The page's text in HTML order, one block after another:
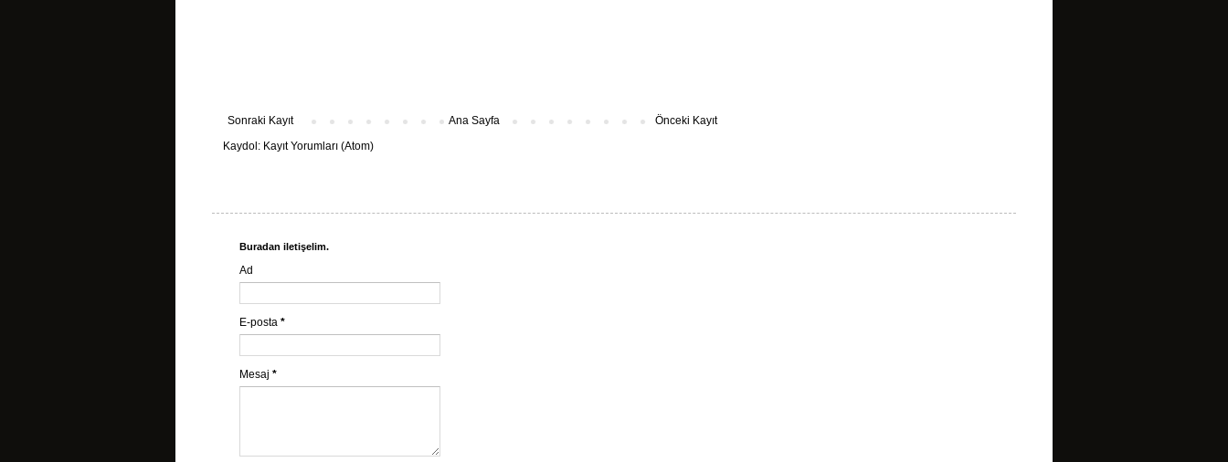
Sonraki Kayıt Önceki Kayıt
Ana Sayfa
Kaydol: Kayıt Yorumları (Atom)
Buradan iletişelim.
Ad
E-posta *
Mesaj *